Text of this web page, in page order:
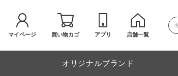
マイページ 買い物カゴ アプリ 店舗一覧
オリジナルブランド